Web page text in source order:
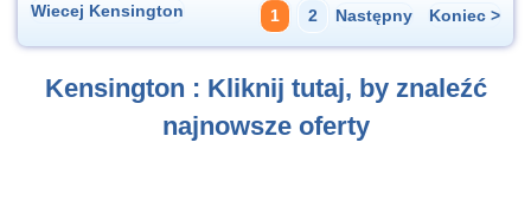
Wiecej Kensington 1 2 Następny Koniec >
Kensington : Kliknij tutaj, by znaleźć
najnowsze oferty